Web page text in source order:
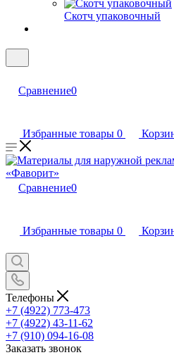
Скотч упаковочный
Сравнение0
Избранные товары 0
Сравнение0
Избранные товары 0
Телефоны
+7 (4922) 773-473
+7 (4922) 43-11-62
+7 (910) 094-16-08
Заказать звонок